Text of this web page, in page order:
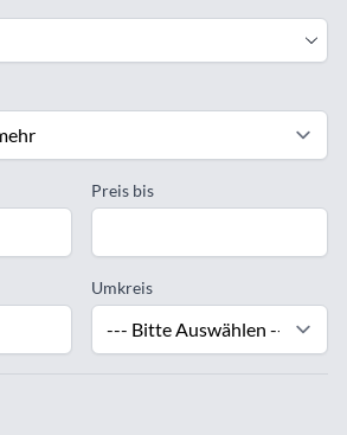
Preis bis
Umkreis